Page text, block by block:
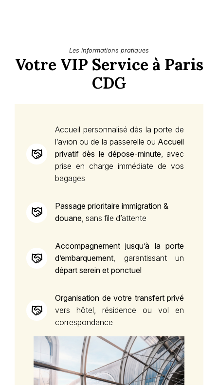
Les informations pratiques
Votre VIP Service à Paris
CDG
Accueil personnalisé dès la porte de
l’avion ou de la passerelle ou Accueil
privatif dès le dépose-minute, avec
prise en charge immédiate de vos
bagages
Passage prioritaire immigration &
douane, sans file d’attente
Accompagnement jusqu’à la porte
d’embarquement, garantissant un
départ serein et ponctuel
Organisation de votre transfert privé
vers hôtel, résidence ou vol en
correspondance